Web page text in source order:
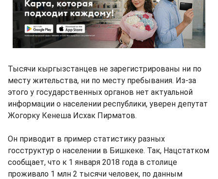
Тысячи кыргызстанцев не зарегистрированы ни по
месту жительства, ни по месту пребывания. Из-за
этого у государственных органов нет актуальной
информации о населении республики, уверен депутат
Жогорку Кенеша Исхак Пирматов.
Он приводит в пример статистику разных
госструктур о населении в Бишкеке. Так, Нацстатком
сообщает, что к 1 января 2018 года в столице
проживало 1 млн 2 тысячи человек, по данным